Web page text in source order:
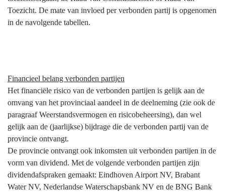
Toezicht. De mate van invloed per verbonden partij is opgenomen
in de navolgende tabellen.
Financieel belang verbonden partijen
Het financiële risico van de verbonden partijen is gelijk aan de
omvang van het provinciaal aandeel in de deelneming (zie ook de
paragraaf Weerstandsvermogen en risicobeheersing), dan wel
gelijk aan de (jaarlijkse) bijdrage die de verbonden partij van de
provincie ontvangt.
De provincie ontvangt ook inkomsten uit verbonden partijen in de
vorm van dividend. Met de volgende verbonden partijen zijn
dividendafspraken gemaakt: Eindhoven Airport NV, Brabant
Water NV, Nederlandse Waterschapsbank NV en de BNG Bank